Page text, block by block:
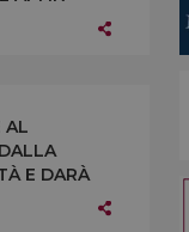
AL
E DARÀ